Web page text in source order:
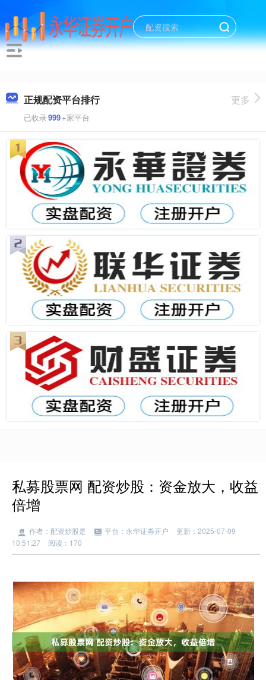
正规配资平台排行
已收录999+家平台
更多
私募股票网 配资炒股：资金放大，收益
倍增
作者：配资炒股是 平台：永华证券开户
更新：2025-07-09
10:51:27
阅读：170